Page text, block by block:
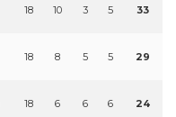
18 10 3 5 33
18 8 5 5 29
18 6 6 6 24